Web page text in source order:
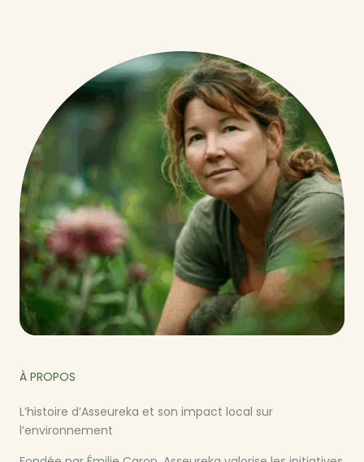
À PROPOS
L’histoire d’Asseureka et son impact local sur
l’environnement